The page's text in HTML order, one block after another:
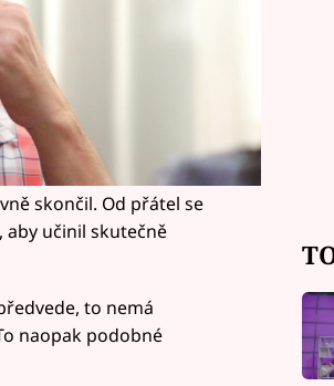
skončil. Od přátel se
aby učinil skutečně
to nemá
naopak podobné